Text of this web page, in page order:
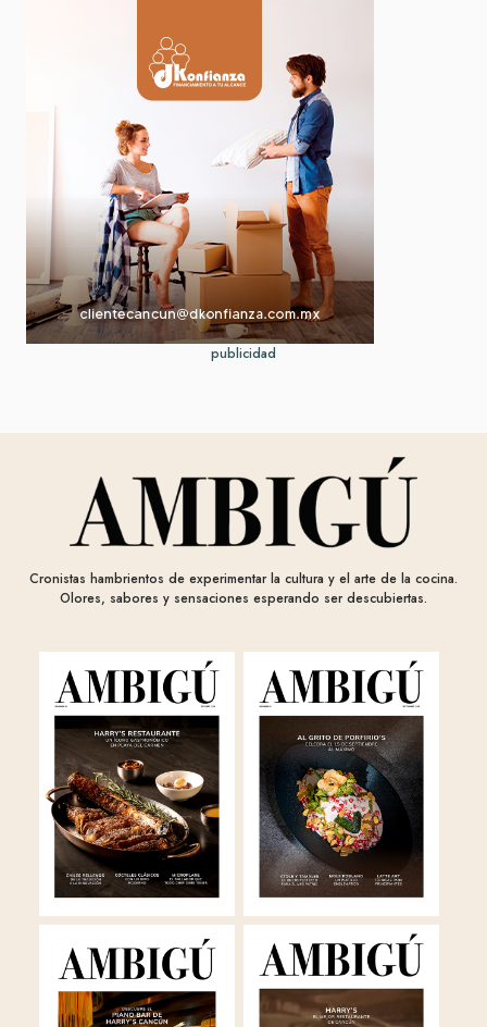
publicidad
Cronistas hambrientos de experimentar la cultura y el arte de la cocina.
Olores, sabores y sensaciones esperando ser descubiertas.